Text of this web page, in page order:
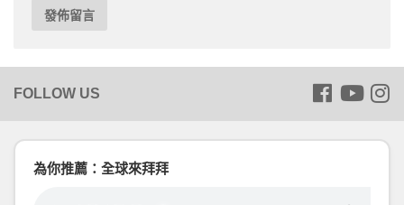
為你推薦：全球來拜拜